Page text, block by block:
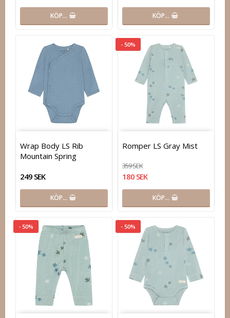
KÖP… KÖP…
Wrap Body LS Rib
Mountain Spring
249 SEK
KÖP…
- 50%
Romper LS Gray Mist
359 SEK
180 SEK
KÖP…
- 50% - 50%